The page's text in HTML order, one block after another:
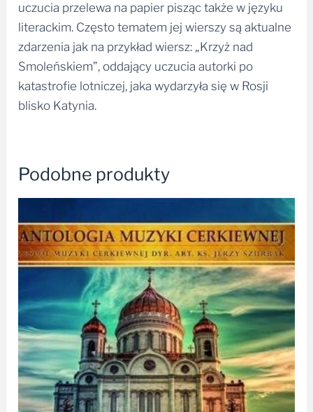
uczucia przelewa na papier pisząc także w języku
literackim. Często tematem jej wierszy są aktualne
zdarzenia jak na przykład wiersz: „Krzyż nad
Smoleńskiem”, oddający uczucia autorki po
katastrofie lotniczej, jaka wydarzyła się w Rosji
blisko Katynia.
Podobne produkty
od
25,00 zł
do
30,00 zł